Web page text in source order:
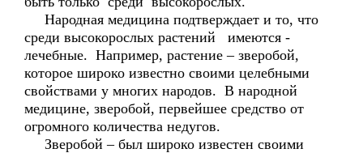
Народная медицина подтверждает и то, что
среди высокорослых растений имеются -
лечебные. Например, растение – зверобой,
которое широко известно своими целебными
свойствами у многих народов. В народной
медицине, зверобой, первейшее средство от
огромного количества недугов.
Зверобой – был широко известен своими